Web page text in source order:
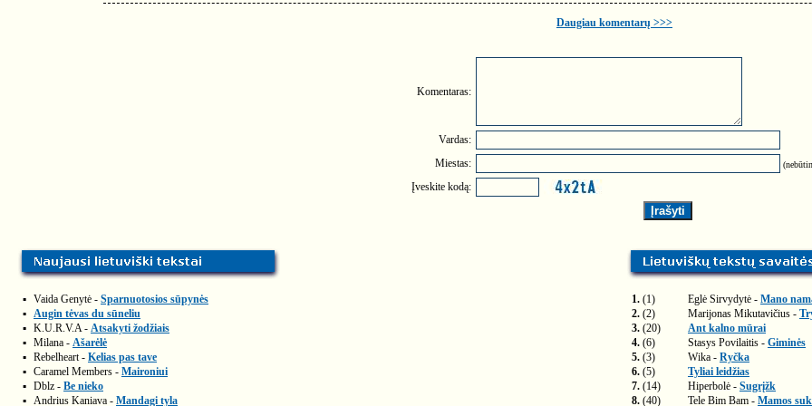
Daugiau komentarų >>>
Komentaras:
Vardas:
Miestas:
Įveskite kodą:
▪ Vaida Genytė - Sparnuotosios sūpynės
▪ Augin tėvas du sūneliu
▪ K.U.R.V.A - Atsakyti žodžiais
▪ Milana - Ašarėlė
▪ Rebelheart - Kelias pas tave
▪ Caramel Members - Maironiui
▪ Dblz - Be nieko
▪ Andrius Kaniava - Mandagi tyla
1. (1) Eglė Sirvydytė - Mano
2. (2) Marijonas Mikutavičius -
3. (20)
Ant kalno mūrai
4. (6) Stasys Povilaitis - Giminės
5. (3) Wika - Ryčka
6. (5)
Tyliai leidžias
7. (14) Hiperbolė - Sugrįžk
8. (40) Tele Bim Bam - Mamos